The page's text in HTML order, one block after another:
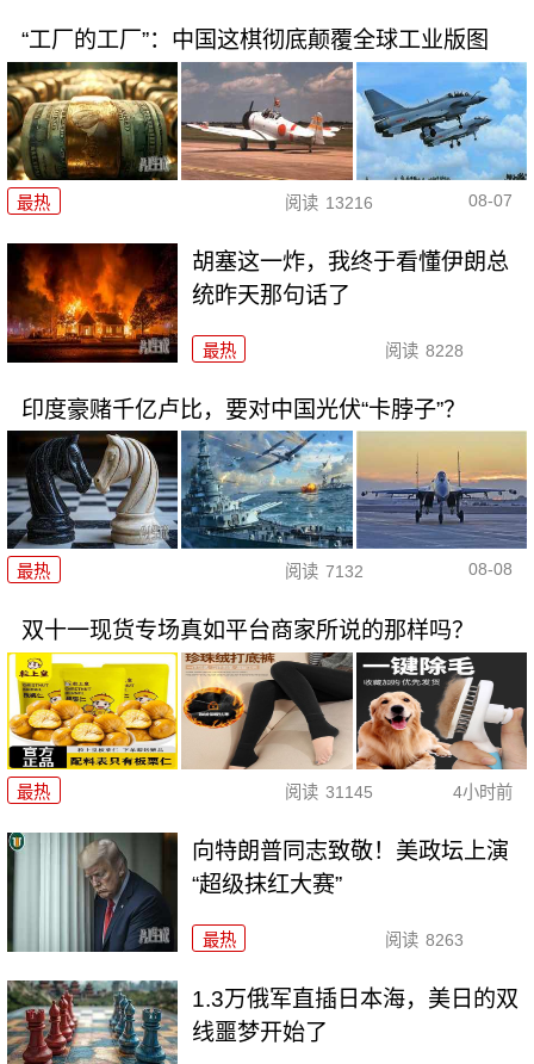
“工厂的工厂”：中国这棋彻底颠覆全球工业版图
最热 阅读 13216 08-07
胡塞这一炸，我终于看懂伊朗总
统昨天那句话了
最热 阅读 8228
印度豪赌千亿卢比，要对中国光伏“卡脖子”？
最热 阅读 7132 08-08
双十一现货专场真如平台商家所说的那样吗？
最热 阅读 31145 4小时前
向特朗普同志致敬！美政坛上演
“超级抹红大赛”
最热 阅读 8263
1.3万俄军直插日本海，美日的双
线噩梦开始了